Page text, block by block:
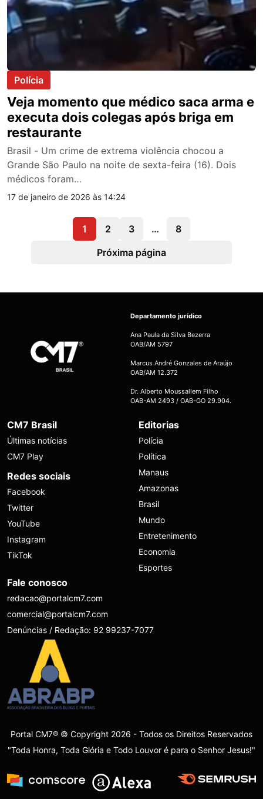
Polícia
Veja momento que médico saca arma e
executa dois colegas após briga em
restaurante
Brasil - Um crime de extrema violência chocou a
Grande São Paulo na noite de sexta-feira (16). Dois
médicos foram…
17 de janeiro de 2026 às 14:24
1 2 3 …
8
Próxima página
Departamento jurídico
Ana Paula da Silva Bezerra
OAB/AM 5797
Marcus André Gonzales de Araújo
OAB/AM 12.372
Dr. Alberto Moussallem Filho
OAB-AM 2493 / OAB-GO 29.904.
CM7 Brasil
Últimas notícias
CM7 Play
Redes sociais
Facebook
Twitter
YouTube
Instagram
TikTok
Editorias
Polícia
Política
Manaus
Amazonas
Brasil
Mundo
Entretenimento
Economia
Esportes
Fale conosco
redacao@portalcm7.com
comercial@portalcm7.com
Denúncias / Redação: 92 99237-7077
Portal CM7® © Copyright 2026 - Todos os Direitos Reservados
"Toda Honra, Toda Glória e Todo Louvor é para o Senhor Jesus!"